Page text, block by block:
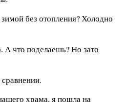
без отопления? Холодно
что поделаешь? Но зато
храма, я пошла на